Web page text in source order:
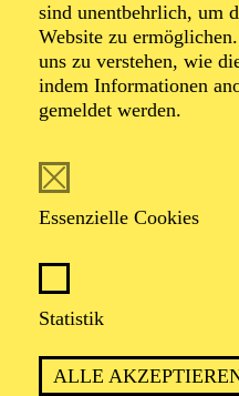
sind unentbehrlich, um
Website zu
uns zu verstehen, wie
indem Informationen
gemeldet werden.
Essenzielle Cookies
Statistik
ALLE
Foto: Russ Rowland
Louisa Proske hat sich
und einem Regiestudium
als vielseitige und